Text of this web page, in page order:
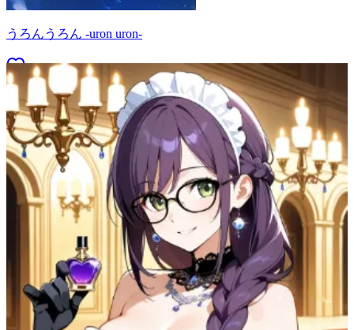
うろんうろん -uron uron-
68(54)